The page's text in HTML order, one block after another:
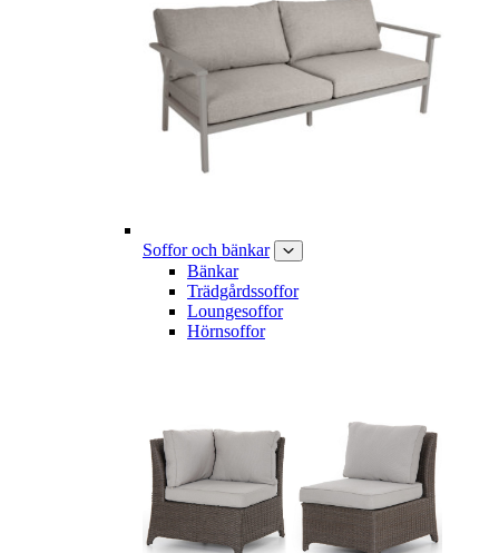
Soffor och bänkar
Bänkar
Trädgårdssoffor
Loungesoffor
Hörnsoffor